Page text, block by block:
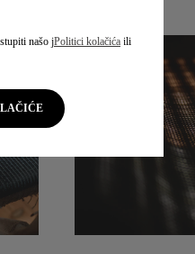
našo jPolitici kolačića ili